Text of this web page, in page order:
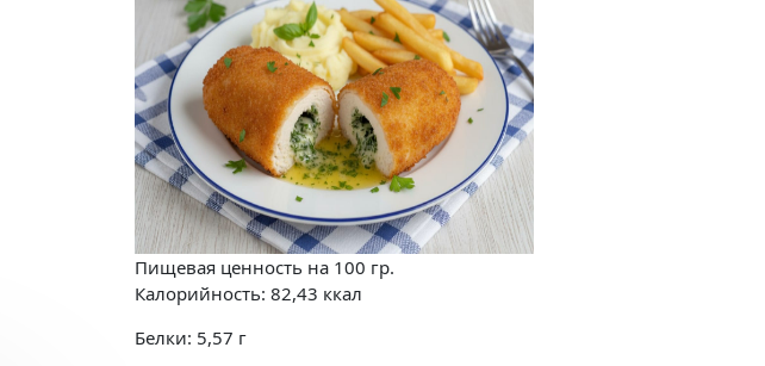
Пищевая ценность на 100 гр.
Калорийность: 82,43 ккал
Белки: 5,57 г